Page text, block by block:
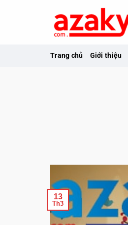
Trang chủ Giới thiệu
13
Th3